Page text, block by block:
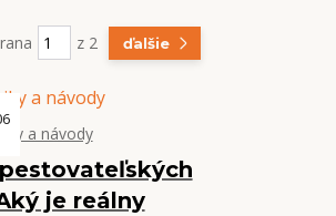
z 2 ďalšie
je reálny
a návody